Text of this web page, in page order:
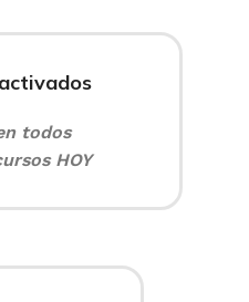
todos
HOY